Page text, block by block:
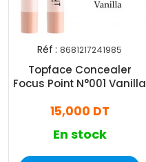
Réf : 8681217241985
Topface Concealer
Focus Point N°001 Vanilla
15,000 DT
En stock